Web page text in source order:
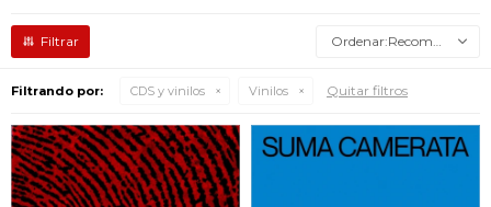
Recomendados
Filtrando por: CDS y vinilos Vinilos Quitar filtros